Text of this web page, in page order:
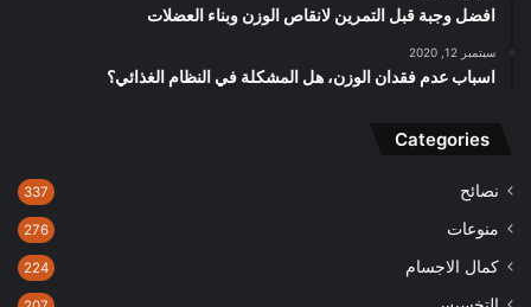
افضل وجبة قبل التمرين لانقاص الوزن وبناء العضلات
سبتمبر 12, 2020
اسباب عدم فقدان الوزن، هل المشكلة في النظام الغذائي؟
Categories
نصائح 337
منوعات 276
كمال الاجسام 224